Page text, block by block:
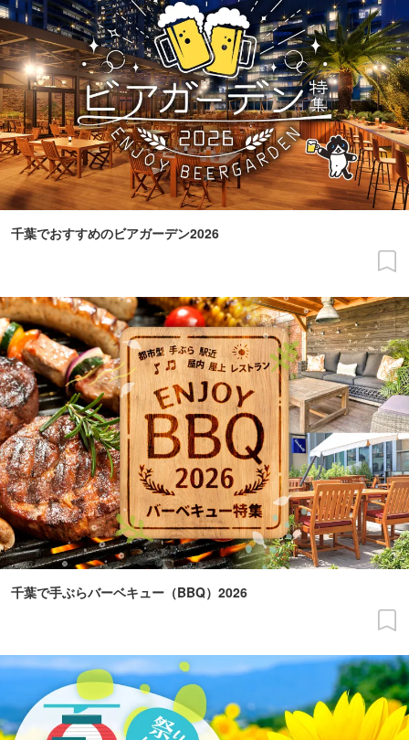
千葉でおすすめのビアガーデン2026
千葉で手ぶらバーベキュー（BBQ）2026